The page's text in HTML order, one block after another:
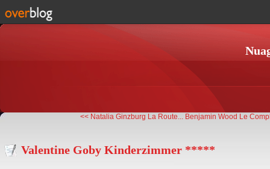
<< Natalia Ginzburg La Route... Benjamin Wood Le
Valentine Goby Kinderzimmer *****